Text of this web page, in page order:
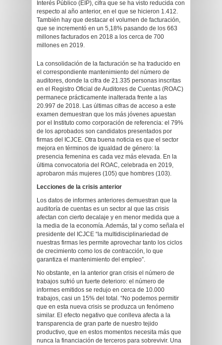
Interés Público (EIP), cifra que se ha visto reducida con
respecto al año anterior, en el que se hicieron 1.412.
También hay que destacar el volumen de facturación,
que se incrementó en un 5,18% pasando de los 663
millones facturados en 2018 a los cerca de 700
millones en 2019.
La consolidación de la facturación se ha traducido en
el correspondiente mantenimiento del número de
auditores, donde la cifra de 21.335 personas inscritas
en el Registro Oficial de Auditores de Cuentas (ROAC)
permanece prácticamente inalterada frente a las
20.997 de 2018. Las últimas cifras de acceso a este
examen demuestran que los más jóvenes apuestan
por el Instituto como corporación de referencia: el 79%
de los aprobados son candidatos presentados por
firmas del ICJCE. Otra buena noticia es que el sector
mejora en términos de igualdad de género: la
presencia femenina es cada vez más elevada. En la
última convocatoria del ROAC, celebrada en 2019,
aprobaron más mujeres (105) que hombres (103).
Lecciones de la crisis anterior
Los datos de informes anteriores demuestran que la
auditoría de cuentas es un sector al que las crisis
afectan con cierto decalaje y en menor medida que a
la media de la economía. Además, tal y como señala el
presidente del ICJCE “la multidisciplinariedad de
nuestras firmas les permite aprovechar tanto los ciclos
de crecimiento como los de contracción, lo que
garantiza el mantenimiento del empleo”.
No obstante, en la anterior gran crisis el número de
trabajos sufrió un fuerte deterioro: el número de
informes emitidos se redujo en cerca de 10.000
trabajos, casi un 15% del total. “No podemos permitir
que en esta nueva crisis se produzca un fenómeno
similar. El efecto negativo que conlleva afecta a la
transparencia de gran parte de nuestro tejido
productivo, que en estos momentos necesita más que
nunca la financiación de terceros para sobrevivir. Una